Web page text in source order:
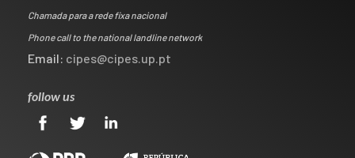
Chamada para a rede fixa nacional
Phone call to the national landline network
Email: cipes@cipes.up.pt
follow us